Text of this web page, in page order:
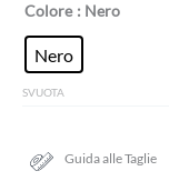
Colore : Nero
Nero
SVUOTA
Guida alle Taglie